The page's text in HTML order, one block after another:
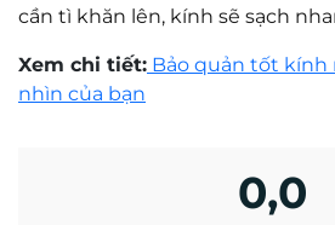
cần tì khăn lên, kính sẽ sạch
Xem chi tiết: Bảo quản tốt kính
nhìn của bạn
0,0